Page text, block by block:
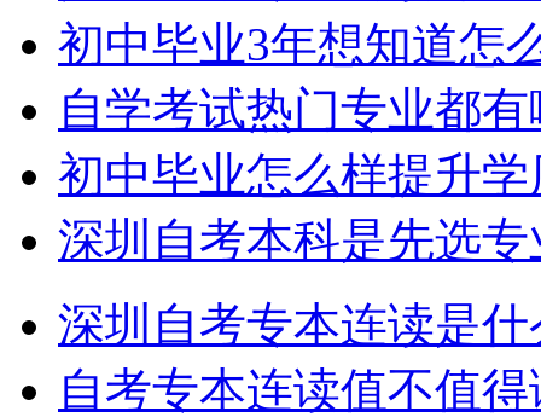
初中毕业3年想知道怎
自学考试热门专业都
初中毕业怎么样提升学
深圳自考本科是先选
深圳自考专本连读是
自考专本连读值不值